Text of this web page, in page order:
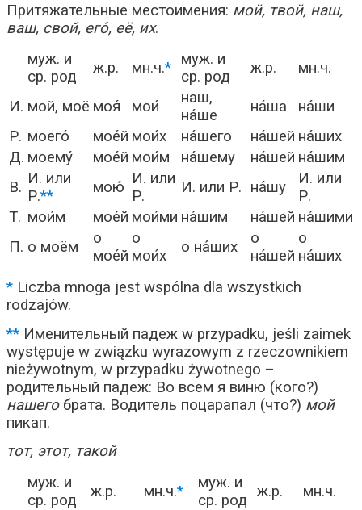
Притяжательные местоимения: мой, твой, наш,
ваш, свой, его́, её, их.
муж. и
ср. род
ж.р. мн.ч.* муж. и
ср. род
ж.р. мн.ч.
И. мой, моё моя́ мои́
наш,
на́ше
на́ша
на́ши
Р. моего́ мое́й мои́х на́шего на́шей на́ших
Д. моему́ мое́й мои́м на́шему на́шей на́шим
В. И. или
Р.** мою́ И. или
Р.
И. или Р. на́шу
И. или
Р.
Т. мои́м мое́й мои́ми на́шим на́шей на́шими
П. о моём
о
мое́й
о
мои́х
о на́ших
о
на́шей
о
на́ших
* Liczba mnoga jest wspólna dla wszystkich
rodzajów.
** Именительный падеж w przypadku, jeśli zaimek
występuje w związku wyrazowym z rzeczownikiem
nieżywotnym, w przypadku żywotnego –
родительный падеж: Во всем я виню (кого?)
нашегобрата. Водитель поцарапал (что?) мой
пикап.
тот, этот, такой
муж. и
ср. род
ж.р. мн.ч.*
муж. и
ср. род ж.р. мн.ч.